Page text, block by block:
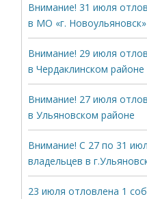
Внимание! 31 июля
в МО «г. Новоульяновск»
Внимание! 29 июля
в Чердаклинском районе
Внимание! 27 июля
в Ульяновском районе
Внимание! С 27 по 31
владельцев в
23 июля отловлена 1